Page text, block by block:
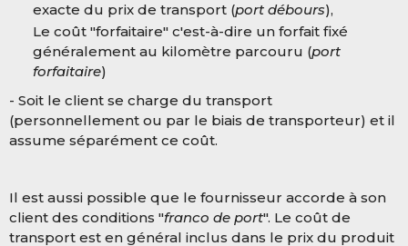
exacte du prix de transport (port débours),
Le coût "forfaitaire" c'est-à-dire un forfait fixé
généralement au kilomètre parcouru (port
forfaitaire)
- Soit le client se charge du transport
(personnellement ou par le biais de transporteur) et il
assume séparément ce coût.
Il est aussi possible que le fournisseur accorde à son
client des conditions "franco de port". Le coût de
transport est en général inclus dans le prix du produit